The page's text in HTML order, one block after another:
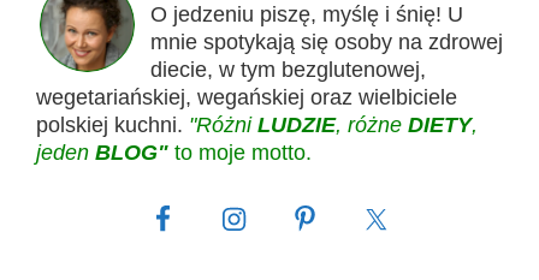
O jedzeniu piszę, myślę i śnię! U
mnie spotykają się osoby na zdrowej
diecie, w tym bezglutenowej,
wegetariańskiej, wegańskiej oraz wielbiciele
polskiej kuchni. "Różni LUDZIE, różne DIETY,
jeden BLOG" to moje motto.